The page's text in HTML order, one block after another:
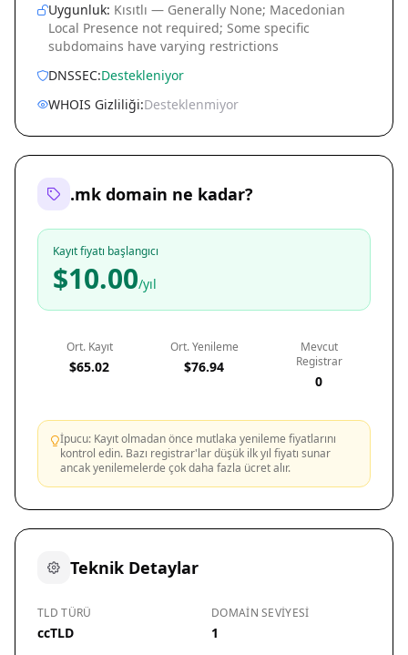
Uygunluk: Kısıtlı — Generally None; Macedonian
Local Presence not required; Some specific
subdomains have varying restrictions
DNSSEC:Destekleniyor
WHOIS Gizliliği:Desteklenmiyor
.mk domain ne kadar?
Kayıt fiyatı başlangıcı
$10.00/yıl
Ort. Kayıt
$65.02
Ort. Yenileme
$76.94
Mevcut
Registrar
0
İpucu: Kayıt olmadan önce mutlaka yenileme fiyatlarını
kontrol edin. Bazı registrar'lar düşük ilk yıl fiyatı sunar
ancak yenilemelerde çok daha fazla ücret alır.
Teknik Detaylar
TLD TÜRÜ
ccTLD
DOMAIN SEVIYESI
1